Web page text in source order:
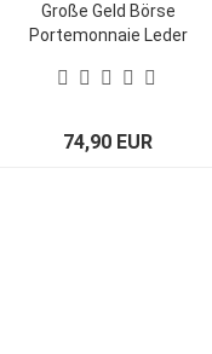
Große Geld Börse
Portemonnaie Leder
Elements Lilli 202
74,90 EUR